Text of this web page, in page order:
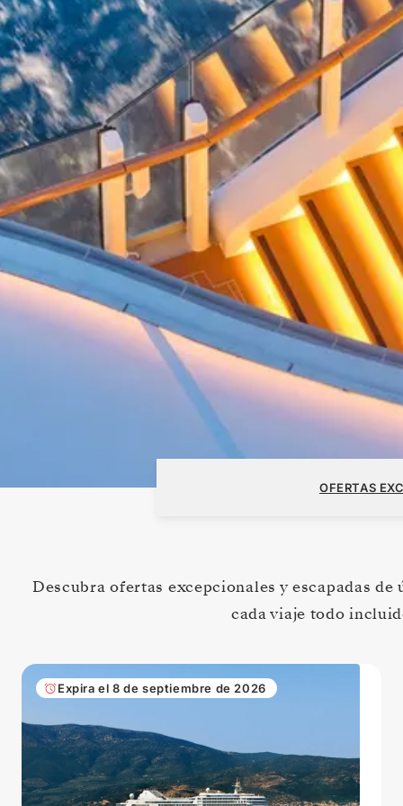
OFERTAS
Descubra ofertas excepcionales y escapadas
cada viaje todo
Expira el 8 de septiembre de 2026